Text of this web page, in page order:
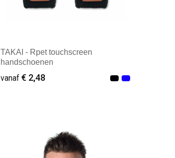
TAKAI - Rpet touchscreen
handschoenen
vanaf € 2,48
Minimale afname: 10